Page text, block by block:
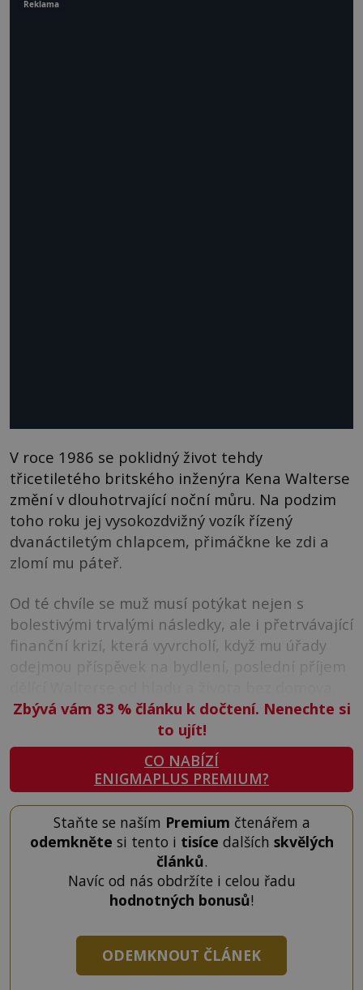
V roce 1986 se poklidný život tehdy
třicetiletého britského inženýra Kena Walterse
změní v dlouhotrvající noční můru. Na podzim
toho roku jej vysokozdvižný vozík řízený
dvanáctiletým chlapcem, přimáčkne ke zdi a
zlomí mu páteř.
Od té chvíle se muž musí potýkat nejen s
bolestivými trvalými následky, ale i přetrvávající
finanční krizí, která vyvrcholí, když mu úřady
odejmou příspěvek na bydlení, poslední příjem
Zbývá vám 83 %článku k dočtení. Nenechte si
to ujít!
CO NABÍZÍ
ENIGMAPLUS PREMIUM?
Staňte se naším Premium čtenářem a
odemkněte si tento i tisíce dalších skvělých
článků.
Navíc od nás obdržíte i celou řadu
hodnotných bonusů!
ODEMKNOUT ČLÁNEK
Reklama